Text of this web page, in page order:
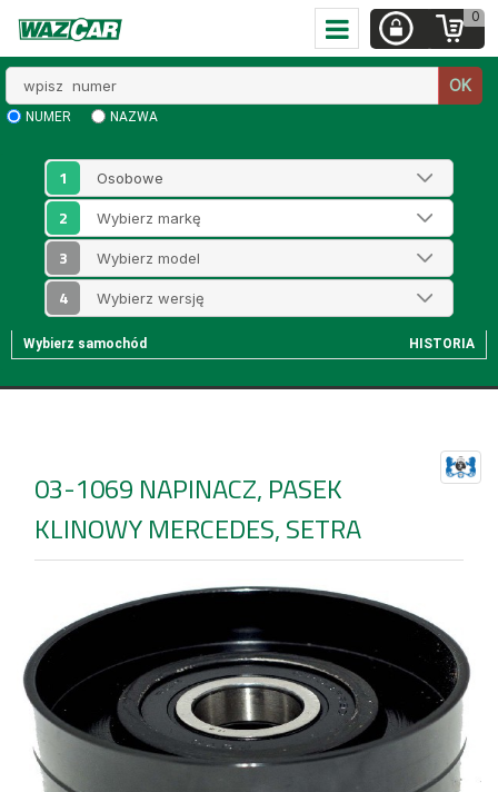
0
numer
OK
NUMER NAZWA
1
2
3
4
Wybierz samochód HISTORIA
03-1069 NAPINACZ, PASEK
KLINOWY MERCEDES, SETRA